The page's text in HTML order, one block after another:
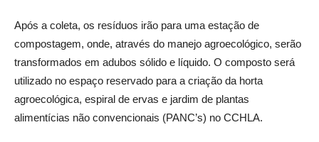
Após a coleta, os resíduos irão para uma estação de
compostagem, onde, através do manejo agroecológico, serão
transformados em adubos sólido e líquido. O composto será
utilizado no espaço reservado para a criação da horta
agroecológica, espiral de ervas e jardim de plantas
alimentícias não convencionais (PANC’s) no CCHLA.